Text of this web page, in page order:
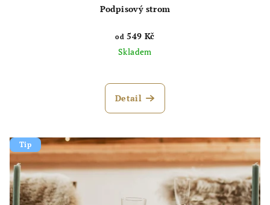
Podpisový strom
od 549 Kč
Skladem
hodnocení
produktu
5
hvězdiček.
Detail
Tip